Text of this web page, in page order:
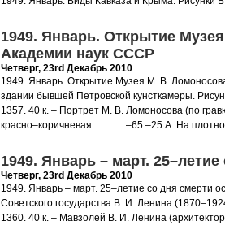
1949. Январь. Открытие
Академии наук СССР
Четверг, 23rd Декабрь 2010
1949. Январь. Открытие Музея М. В.
здании бывшей Петровской кунсткамеры.
1357. 40 к. – Портрет М. В. Ломоносова (по
красно–коричневая ……… –65 –25 А. На
1949. Январь – март.
Четверг, 23rd Декабрь 2010
1949. Январь – март. 25–летие со дня смерти
Советского государства В. И. Ленина
1360. 40 к. – Мавзолей В. И. Ленина